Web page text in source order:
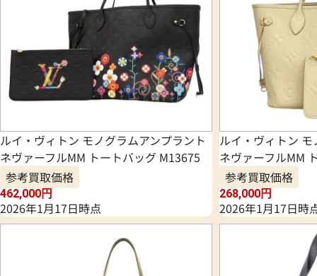
ルイ・ヴィトン モノグラムアンプラント
ネヴァーフルMM トートバッグ M13675
参考買取価格
462,000円
2026年1月17日時点
ルイ・ヴィトン
ネヴァーフルMM
参考買取価格
268,000円
2026年1月17日時